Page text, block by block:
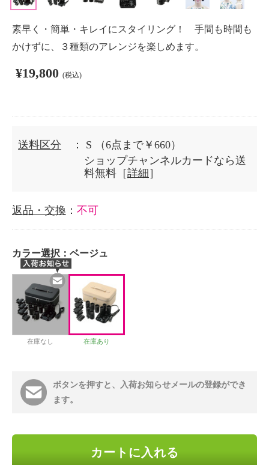
素早く・簡単・キレイにスタイリング！ 手間も時間も
かけずに、３種類のアレンジを楽しめます。
¥19,800 (税込)
送料区分 ： S
（6点まで￥660）
ショップチャンネルカードなら送
料無料［詳細 ］
返品・交換 ： 不可
カラー選択： ベージュ
在庫なし 在庫あり
ボタンを押すと、入荷お知らせメールの登録ができ
ます。
カートに入れる